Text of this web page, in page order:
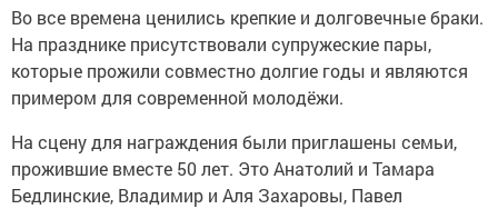
Во все времена ценились крепкие и долговечные браки.
На празднике присутствовали супружеские пары,
которые прожили совместно долгие годы и являются
примером для современной молодёжи.
На сцену для награждения были приглашены семьи,
прожившие вместе 50 лет. Это Анатолий и Тамара
Бедлинские, Владимир и Аля Захаровы, Павел